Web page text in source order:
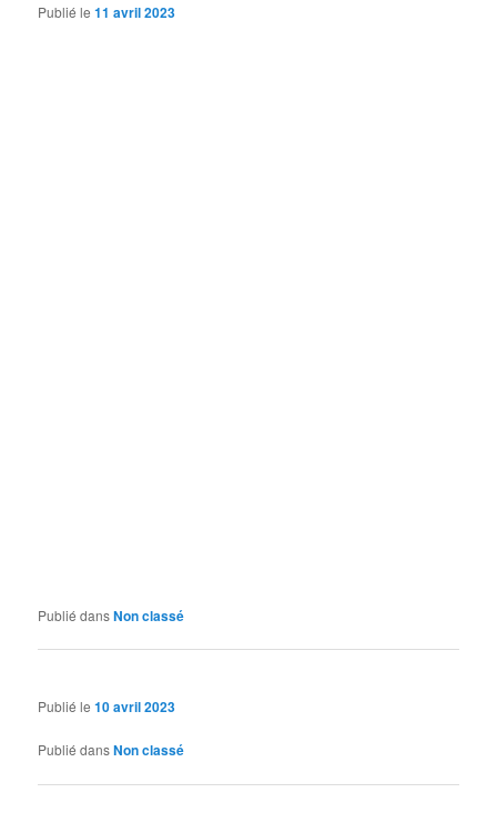
Publié le11 avril 2023
Publié dansNon classé
Publié le10 avril 2023
Publié dansNon classé